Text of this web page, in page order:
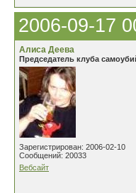
2006-09-17
Алиса Деева
Председатель клуба
Зарегистрирован: 2006-02-10
Сообщений: 20033
Вебсайт